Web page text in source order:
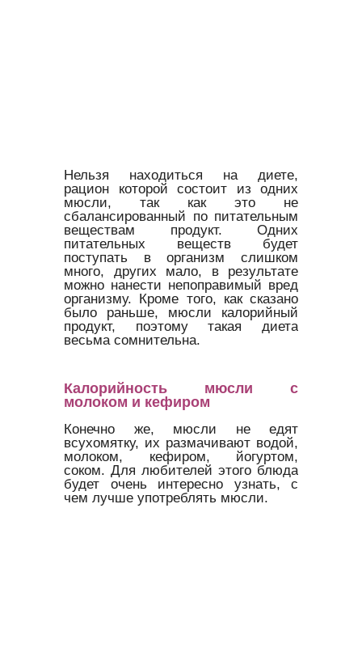
Нельзя находиться на диете,
рацион которой состоит из одних
мюсли, так как это не
сбалансированный по питательным
веществам продукт. Одних
питательных веществ будет
поступать в организм слишком
много, других мало, в результате
можно нанести непоправимый вред
организму. Кроме того, как сказано
было раньше, мюсли калорийный
продукт, поэтому такая диета
весьма сомнительна.
Калорийность мюсли с
молоком и кефиром
Конечно же, мюсли не едят
всухомятку, их размачивают водой,
молоком, кефиром, йогуртом,
соком. Для любителей этого блюда
будет очень интересно узнать, с
чем лучше употреблять мюсли.